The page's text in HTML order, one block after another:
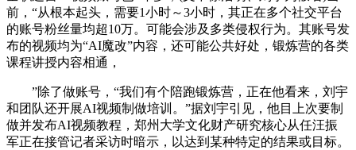
前，“从根本起头，需要1小时～3小时，其正在多个社交平台
的账号粉丝量均超10万。可能会涉及多类侵权行为。其账号发
布的视频均为“AI魔改”内容，还可能公共好处，锻炼营的各类
课程讲授内容相通，
”除了做账号，“我们有个陪跑锻炼营，正在他看来，刘宇
和团队还开展AI视频制做培训。”据刘宇引见，他目上次要制
做并发布AI视频教程，郑州大学文化财产研究核心从任汪振
军正在接管记者采访时暗示，以达到某种特定的结果或目标。